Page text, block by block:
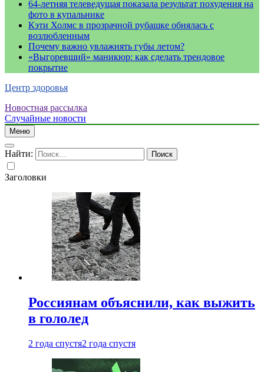
64-летняя телеведущая показала результат похудения на
фото в купальнике
Кэти Холмс в прозрачной рубашке обнялась с
возлюбленным
Почему важно увлажнять губы летом?
«Выгоревший» маникюр: как сделать трендовое
покрытие
Центр здоровья
Новостная рассылка
Случайные новости
Меню
Найти:
Заголовки
Россиянам объяснили, как выжить
в гололед
2 года спустя2 года спустя